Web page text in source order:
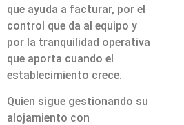
que ayuda a facturar, por el
control que da al equipo y
por la tranquilidad operativa
que aporta cuando el
establecimiento crece.
Quien sigue gestionando su
alojamiento con